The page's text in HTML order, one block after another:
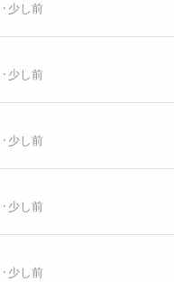
少し前
少し前
少し前
少し前
少し前